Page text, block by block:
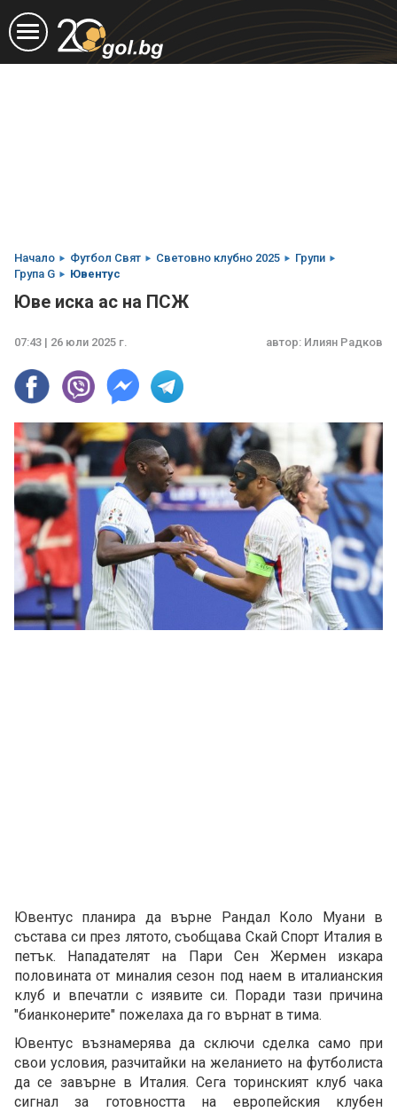
Начало Футбол Свят Световно клубно 2025
Групи
Група G
Ювентус
Юве иска ас на ПСЖ
07:43 | 26 юли 2025 г. автор: Илиян Радков
Ювентус планира да върне Рандал Коло Муани в
състава си през лятото, съобщава Скай Спорт Италия в
петък. Нападателят на Пари Сен Жермен изкара
половината от миналия сезон под наем в италианския
клуб и впечатли с изявите си. Поради тази причина
"бианконерите" пожелаха да го върнат в тима.
Ювентус възнамерява да сключи сделка само при
свои условия, разчитайки на желанието на футболиста
да се завърне в Италия. Сега торинският клуб чака
сигнал за готовността на европейския клубен